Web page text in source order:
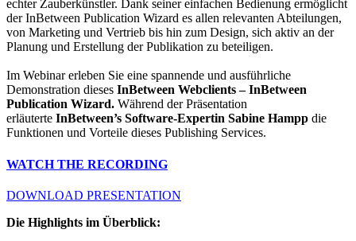
echter Zauberkünstler. Dank seiner einfachen Bedienung ermöglicht
der InBetween Publication Wizard es allen relevanten Abteilungen,
von Marketing und Vertrieb bis hin zum Design, sich aktiv an der
Planung und Erstellung der Publikation zu beteiligen.
Im Webinar erleben Sie eine spannende und ausführliche
Demonstration dieses InBetween Webclients – InBetween
Publication Wizard. Während der Präsentation
erläuterte InBetween’s Software-Expertin Sabine Hampp die
Funktionen und Vorteile dieses Publishing Services.
WATCH THE RECORDING
DOWNLOAD PRESENTATION
Die Highlights im Überblick: